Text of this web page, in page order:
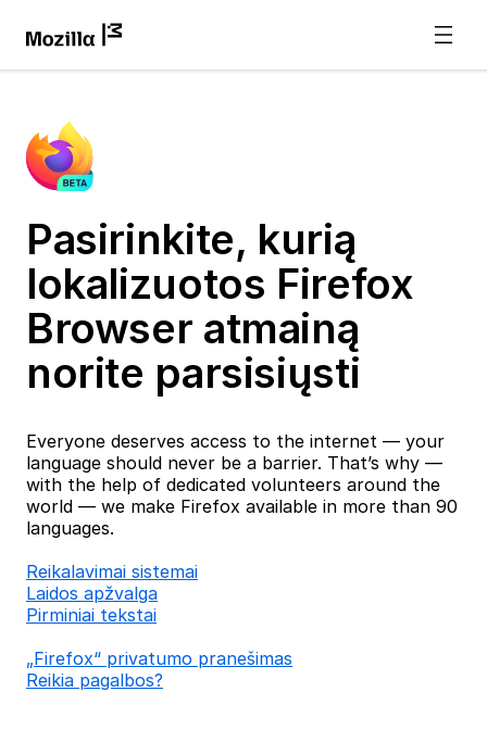
Pasirinkite, kurią
lokalizuotos Firefox
Browser atmainą
norite parsisiųsti
Everyone deserves access to the internet — your
language should never be a barrier. That’s why —
with the help of dedicated volunteers around the
world — we make Firefox available in more than 90
languages.
Reikalavimai sistemai
Laidos apžvalga
Pirminiai tekstai
„Firefox“ privatumo pranešimas
Reikia pagalbos?